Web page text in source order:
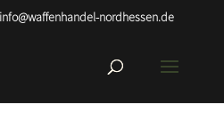
info@waffenhandel-nordhessen.de